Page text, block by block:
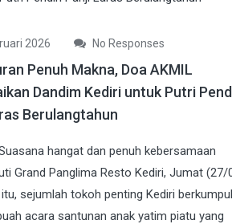
2026 No Responses
Penuh Makna, Doa AKMIL
Dandim Kediri untuk Putri
Berulangtahun
hangat dan penuh kebersamaan
Grand Panglima Resto Kediri, Jumat (27/
sejumlah tokoh penting Kediri berkumpul
acara santunan anak yatim piatu yang